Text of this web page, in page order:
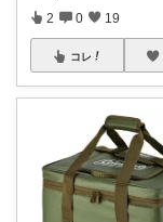
2 0 19
コレ